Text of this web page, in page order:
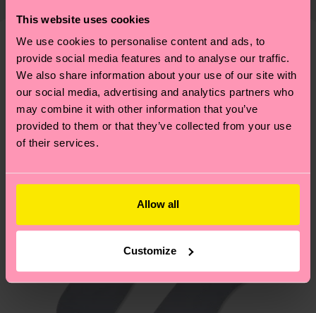
This website uses cookies
We use cookies to personalise content and ads, to
provide social media features and to analyse our traffic.
We also share information about your use of our site with
our social media, advertising and analytics partners who
may combine it with other information that you’ve
provided to them or that they’ve collected from your use
of their services.
Allow all
Customize
Weitere Informationen sowie Tipps und Tricks
findest du auf unsererNachhaltigkeitsseite.
findest du
. Die Lieferzeit beginnt sobald
dass es sich hierbei um einen Richtwert handelt
und die genaue Lieferzeit von der lokalen Post in
deinem Land abhängt.
Du hast Fragen zu einer Retoure? In unserem
Hilfebereich im Artikel
Ähnliche muster
Neuheit